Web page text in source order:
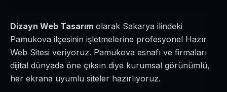
Dizayn Web Tasarım olarak Sakarya ilindeki
Pamukova ilçesinin işletmelerine profesyonel Hazır
Web Sitesi veriyoruz. Pamukova esnafı ve firmaları
dijital dünyada öne çıksın diye kurumsal görünümlü,
her ekrana uyumlu siteler hazırlıyoruz.